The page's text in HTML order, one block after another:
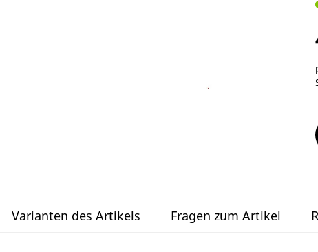
Varianten des Artikels Fragen zum Artikel